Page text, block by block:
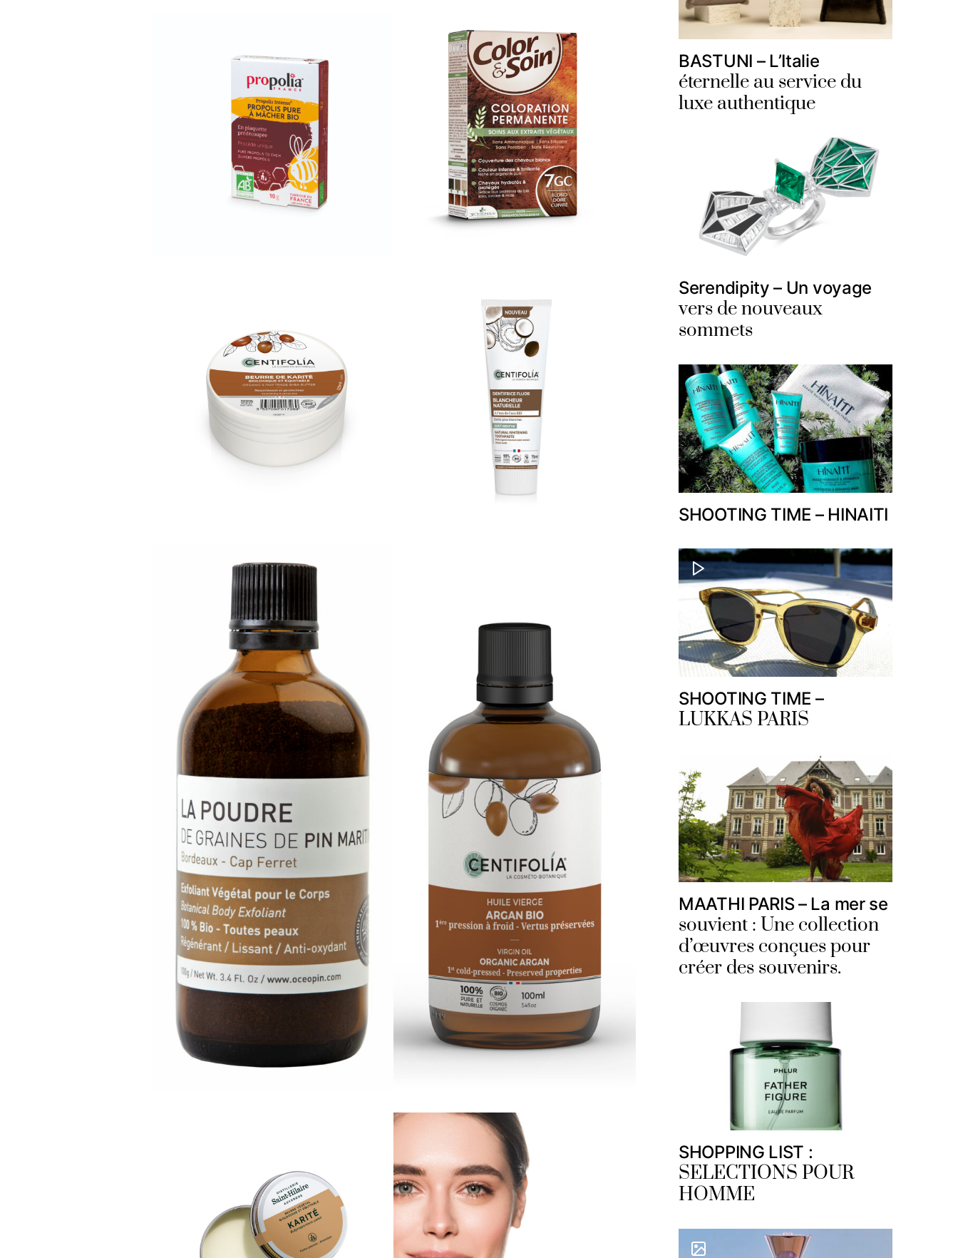
BASTUNI – L’Italie
éternelle au service du
luxe authentique
Serendipity – Un voyage
vers de nouveaux
sommets
SHOOTING TIME – HINAITI
SHOOTING TIME –
LUKKAS PARIS
MAATHI PARIS – La mer se
souvient : Une collection
d’œuvres conçues pour
créer des souvenirs.
SHOPPING LIST :
SELECTIONS POUR
HOMME